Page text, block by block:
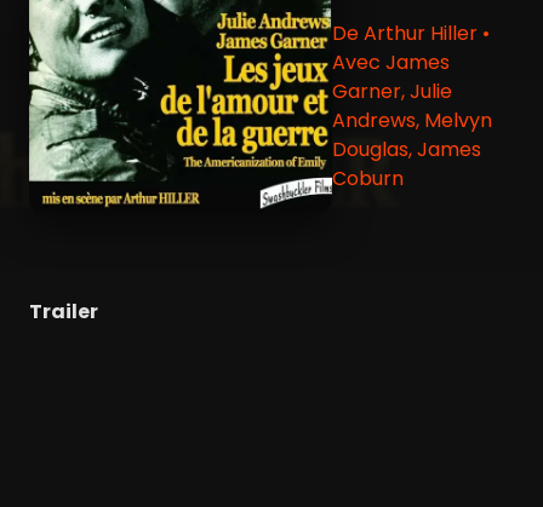
De Arthur Hiller •
Avec James
Garner, Julie
Andrews, Melvyn
Douglas, James
Coburn
Trailer